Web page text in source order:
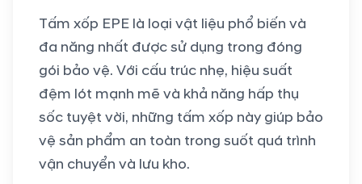
Tấm xốp EPE là loại vật liệu phổ biến và
đa năng nhất được sử dụng trong đóng
gói bảo vệ. Với cấu trúc nhẹ, hiệu suất
đệm lót mạnh mẽ và khả năng hấp thụ
sốc tuyệt vời, những tấm xốp này giúp bảo
vệ sản phẩm an toàn trong suốt quá trình
vận chuyển và lưu kho.